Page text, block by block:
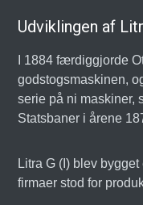
Udviklingen af
I 1884 færdiggjorde
godstogsmaskinen,
serie på ni maskiner,
Statsbaner i årene
Litra G (I) blev
firmaer stod for